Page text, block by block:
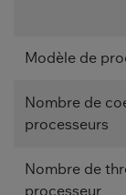
Modèle de
Nombre de
processeurs
Nombre de
processeur